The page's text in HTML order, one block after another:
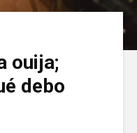
ouija;
debo